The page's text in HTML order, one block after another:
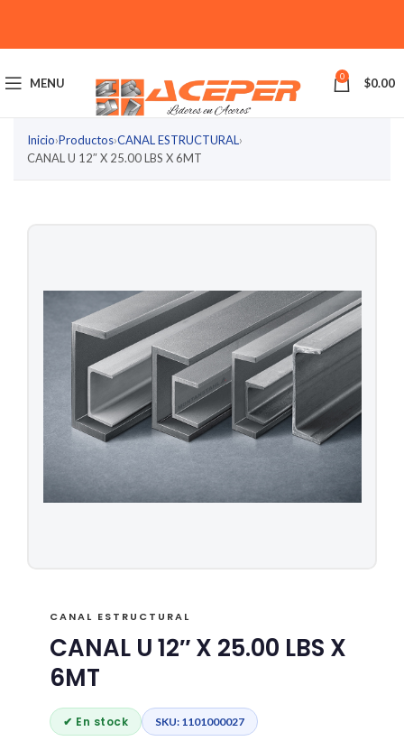
MENU 0 $0.00
Inicio›Productos›CANAL ESTRUCTURAL›
CANAL U 12″ X 25.00 LBS X 6MT
CANAL ESTRUCTURAL
CANAL U 12″ X 25.00 LBS X
6MT
✔ En stock SKU: 1101000027